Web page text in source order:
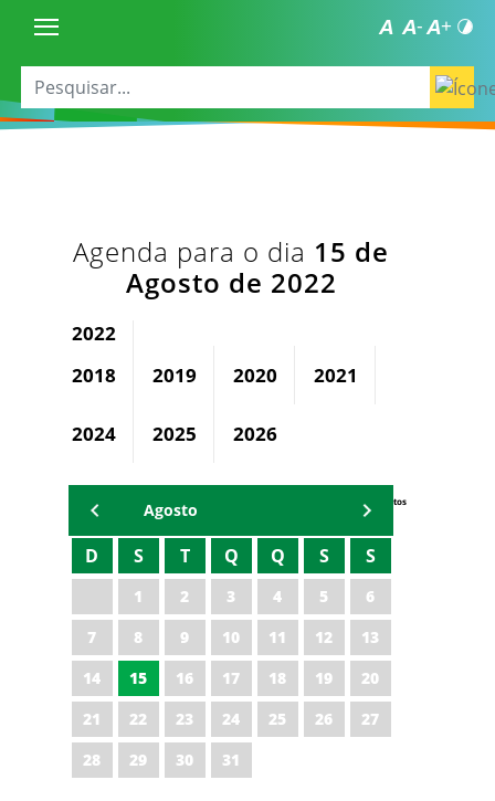
Agenda para o dia 15 de
Agosto de 2022
2022
2018
2019 2020 2021
2024 2025 2026
Eventos
Agosto
D S T Q Q S S
1 2 3 4 5
6
7
8 9 10 11 12
13
14
15 16 17 18 19
20
21
22 23 24 25 26
27
28
29 30 31